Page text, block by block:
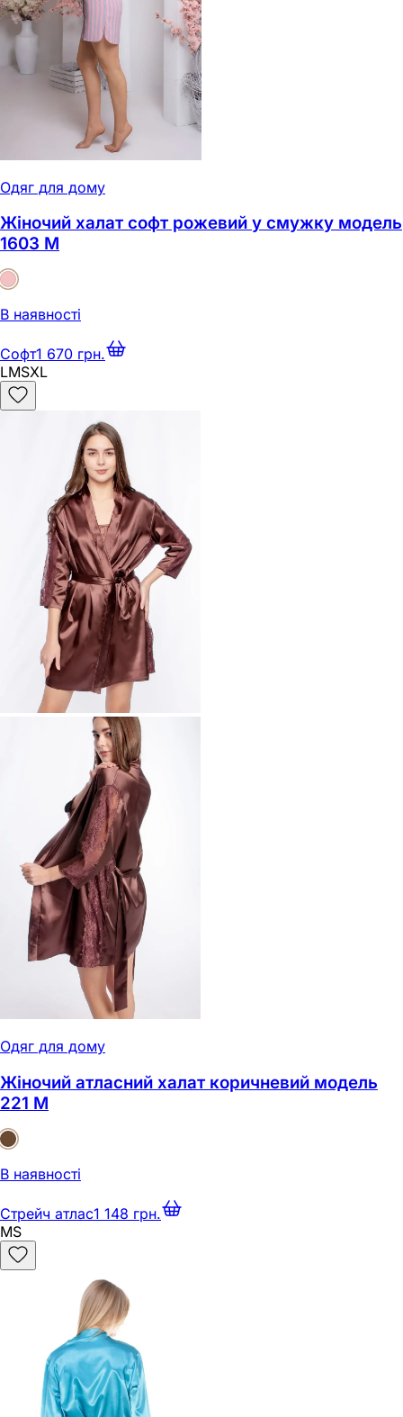
Одяг для дому
Жіночий халат софт рожевий у смужку модель
1603 M
В наявності
Софт1 670 грн.
LMSXL
Одяг для дому
Жіночий атласний халат коричневий модель
221 M
В наявності
Стрейч атлас1 148 грн.
MS